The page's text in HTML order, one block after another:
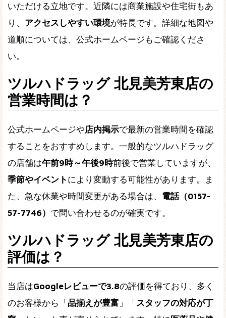
いただける立地です。近隣には商業施設や住宅街もあ
り、 アクセスしやすい環境が特長です。詳細な地図や
道順については、公式ホームページもご確認くださ
い。
ツルハドラッグ 北見美芳東店の
営業時間は？
公式ホームページや店内掲示で最新の営業時間を確認
することをおすすめします。一般的なツルハドラッグ
の店舗は午前9時～午後9時前後で営業していますが、
季節やイベント により変動する可能性があります。ま
た、急な休業や時間変更がある場合は、 電話（0157-
57-7746） で問い合わせるのが確実です。
ツルハドラッグ 北見美芳東店の
評価は？
当店はGoogleレビューで3.8の評価を得ており、多く
のお客様から「品揃えが豊富 」「スタッフの対応が丁